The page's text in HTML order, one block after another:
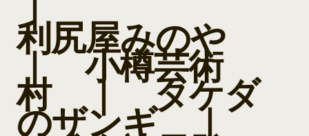
｜
利尻屋みのや
｜小樽芸術
村｜タケダ
のザンギ｜